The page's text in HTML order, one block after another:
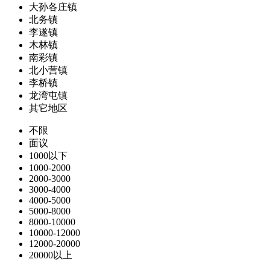
大孙各庄镇
北务镇
李遂镇
木林镇
南彩镇
北小营镇
李桥镇
龙湾屯镇
其它地区
不限
面议
1000以下
1000-2000
2000-3000
3000-4000
4000-5000
5000-8000
8000-10000
10000-12000
12000-20000
20000以上